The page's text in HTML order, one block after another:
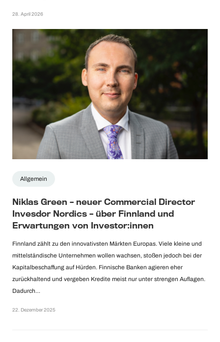
28. April 2026
Allgemein
Niklas Green – neuer Commercial Director
Invesdor Nordics – über Finnland und
Erwartungen von Investor:innen
Finnland zählt zu den innovativsten Märkten Europas. Viele kleine und
mittelständische Unternehmen wollen wachsen, stoßen jedoch bei der
Kapitalbeschaffung auf Hürden. Finnische Banken agieren eher
zurückhaltend und vergeben Kredite meist nur unter strengen Auflagen.
Dadurch…
22. Dezember 2025